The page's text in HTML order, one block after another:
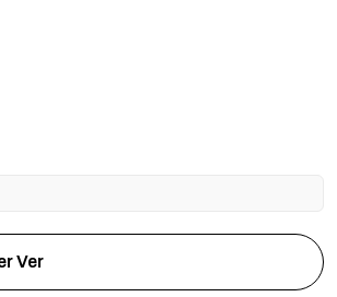
Ver